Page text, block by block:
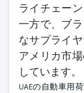
ライチェー
一方で、ブ
なサプライ
アメリカ市
しています。
UAEの自動車用